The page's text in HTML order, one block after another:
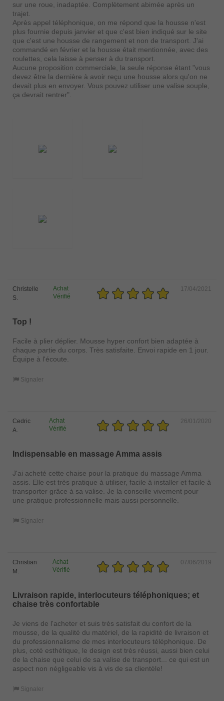
sur une roue, inadaptée. Complètement abimée après un
trajet.
Après appel téléphonique, on me répond que la housse n'est
plus fournie depuis janvier et que c'est bien indiqué sur le site
que c'est une housse de rangement et non de transport. J'ai
commandé en février et la housse était mentionnée, avec des
roulettes, cela laisse à penser à du transport.
Aucune proposition commerciale, la seule réponse étant "vous
devez être la dernière à avoir reçu une housse alors qu'on ne
devait plus en envoyer. Vous pouvez utiliser une valise souple,
ça devrait rentrer".
Christelle
S.
Achat
Vérifié
17/04/2021
Top !
Facile à plier déplier. Mousse hyper confort bien adaptée à
chaque partie du corps. Très satisfaite. Envoi rapide en 1 jour.
Équipe à l'écoute.
Signaler
Cedric
A.
Achat
Vérifié
26/01/2020
Indispensable en massage Amma assis
J'ai acheté cette chaise pour la pratique du massage Amma
assis. Elle est très pratique à utiliser, facile à installer et facile à
transporter grâce à sa valise. Je la conseille vivement pour
une pratique professionnelle mais aussi personnelle.
Signaler
Christian
M.
Achat
Vérifié
07/06/2019
Livraison rapide, interlocuteurs téléphoniques; et
chaise très confortable
Je viens de l'acheter et suis très satisfait du confort de la
mousse, de la qualité du matériel, de la rapidité de livraison et
du professionnalisme de mes interlocuteurs téléphonique. De
plus, coté esthétique, le design est très réussi, aussi bien celui
de la chaise que celui de sa valise de transport... ce qui est un
aspect non négligeable vis à vis de sa clientèle!
Signaler